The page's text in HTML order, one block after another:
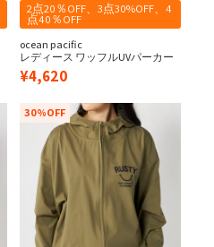
2点20％OFF、3点30%OFF、4
点40％OFF
ocean pacific
レディース ワッフルUVパーカー
¥4,620
30%OFF